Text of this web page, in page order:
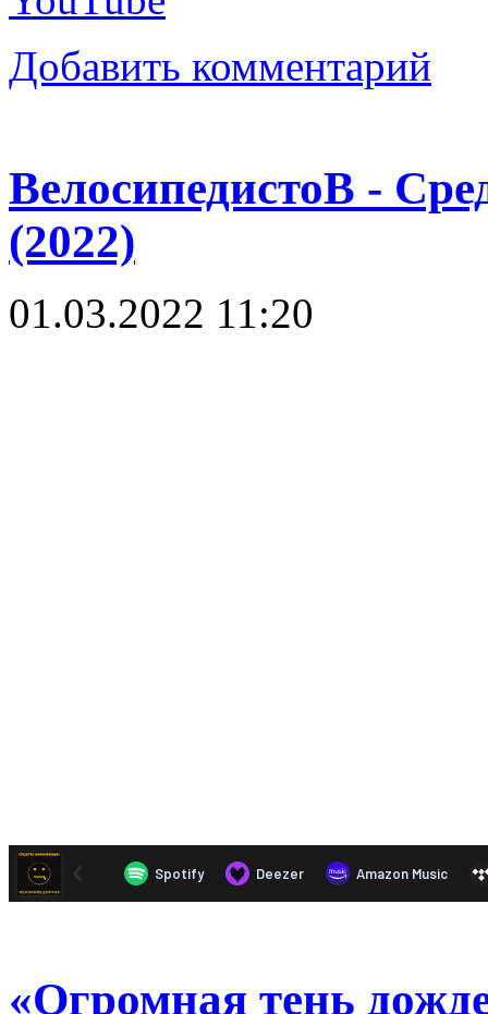
Добавить комментарий
ВелосипедистоВ -
(2022)
01.03.2022 11:20
«Огромная тень